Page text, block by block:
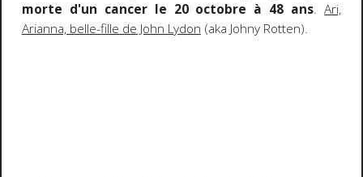
morte d'un cancer le 20 octobre à 48 ans.Ari,
Arianna, belle-fille de John Lydon (aka Johny Rotten).